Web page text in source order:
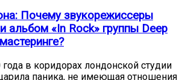
Почему звукорежиссеры
альбом «In Rock» группы Deep
в коридорах лондонской студии
паника, не имеющая отношения